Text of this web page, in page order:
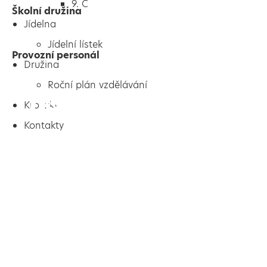
9. C
Jídelna
Jídelní lístek
Družina
Roční plán vzdělávání
Kroužky
Kontakty
Školní družina
Provozní personál